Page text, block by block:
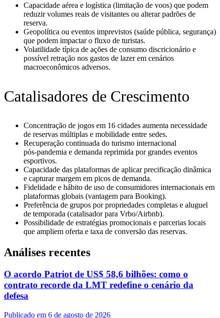
Capacidade aérea e logística (limitação de voos) que podem
reduzir volumes reais de visitantes ou alterar padrões de
reserva.
Geopolítica ou eventos imprevistos (saúde pública, segurança)
que podem impactar o fluxo de turistas.
Volatilidade típica de ações de consumo discricionário e
possível retração nos gastos de lazer em cenários
macroeconômicos adversos.
Catalisadores de Crescimento
Concentração de jogos em 16 cidades aumenta necessidade
de reservas múltiplas e mobilidade entre sedes.
Recuperação continuada do turismo internacional
pós‑pandemia e demanda reprimida por grandes eventos
esportivos.
Capacidade das plataformas de aplicar precificação dinâmica
e capturar margem em picos de demanda.
Fidelidade e hábito de uso de consumidores internacionais em
plataformas globais (vantagem para Booking).
Preferência de grupos por propriedades completas e aluguel
de temporada (catalisador para Vrbo/Airbnb).
Possibilidade de estratégias promocionais e parcerias locais
que ampliem oferta e taxa de conversão das reservas.
Análises recentes
O acordo Patriot de US$ 58,6 bilhões: como o
contrato recorde da LMT redefine o cenário da
defesa
Publicado em 6 de agosto de 2026